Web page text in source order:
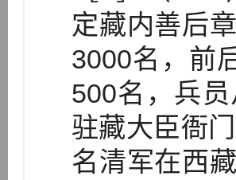
定藏内善后
3000名，前
500名，兵
驻藏大臣衙
名清军在西